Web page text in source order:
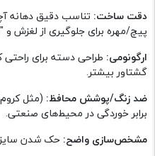
دقت ساخت: تناسب دقیق دهانه
پیچ/مهره برای جلوگیری از لغزش
ارگونومی: طراحی دسته برای
گشتاور بیشتر.
ضد زنگ/پوشش محافظ: (مثل
برابر خوردگی در محیط‌های صنعتی.
مشخص‌سازی واضح: حک شدن سایز